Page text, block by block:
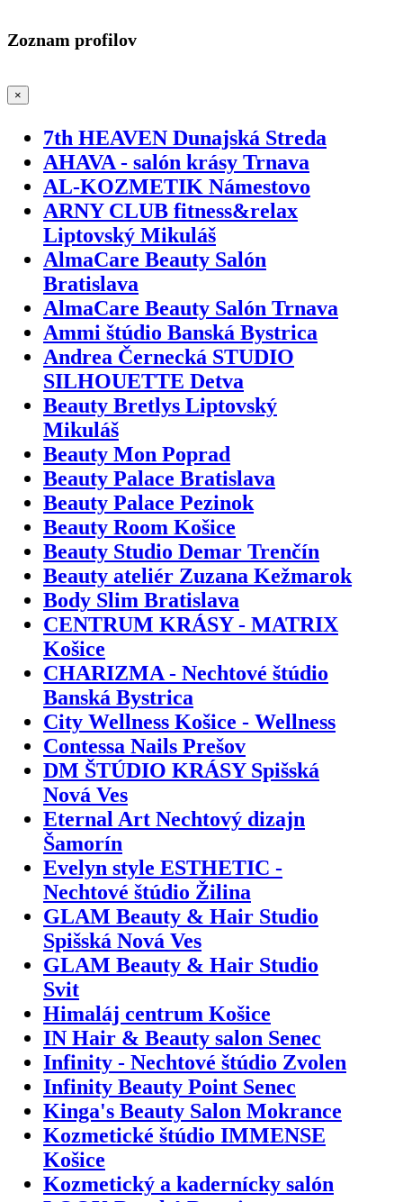
Zoznam profilov
×
7th HEAVEN Dunajská Streda
AHAVA - salón krásy Trnava
AL-KOZMETIK Námestovo
ARNY CLUB fitness&relax
Liptovský Mikuláš
AlmaCare Beauty Salón
Bratislava
AlmaCare Beauty Salón Trnava
Ammi štúdio Banská Bystrica
Andrea Černecká STUDIO
SILHOUETTE Detva
Beauty Bretlys Liptovský
Mikuláš
Beauty Mon Poprad
Beauty Palace Bratislava
Beauty Palace Pezinok
Beauty Room Košice
Beauty Studio Demar Trenčín
Beauty ateliér Zuzana Kežmarok
Body Slim Bratislava
CENTRUM KRÁSY - MATRIX
Košice
CHARIZMA - Nechtové štúdio
Banská Bystrica
City Wellness Košice - Wellness
Contessa Nails Prešov
DM ŠTÚDIO KRÁSY Spišská
Nová Ves
Eternal Art Nechtový dizajn
Šamorín
Evelyn style ESTHETIC -
Nechtové štúdio Žilina
GLAM Beauty & Hair Studio
Spišská Nová Ves
GLAM Beauty & Hair Studio
Svit
Himaláj centrum Košice
IN Hair & Beauty salon Senec
Infinity - Nechtové štúdio Zvolen
Infinity Beauty Point Senec
Kinga's Beauty Salon Mokrance
Kozmetické štúdio IMMENSE
Košice
Kozmetický a kadernícky salón